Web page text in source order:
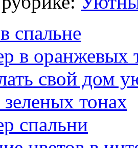
спальне
в оранжевых
свой дом
тонах
спальни